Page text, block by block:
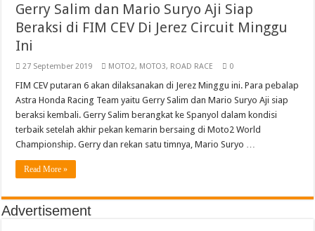
Gerry Salim dan Mario Suryo Aji Siap
Beraksi di FIM CEV Di Jerez Circuit Minggu
Ini
27 September 2019 MOTO2, MOTO3, ROAD RACE 0
FIM CEV putaran 6 akan dilaksanakan di Jerez Minggu ini. Para pebalap
Astra Honda Racing Team yaitu Gerry Salim dan Mario Suryo Aji siap
beraksi kembali. Gerry Salim berangkat ke Spanyol dalam kondisi
terbaik setelah akhir pekan kemarin bersaing di Moto2 World
Championship. Gerry dan rekan satu timnya, Mario Suryo …
Read More »
Advertisement